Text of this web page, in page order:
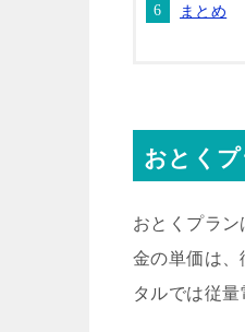
まとめ
おとく
おとくプラ
金の単価は
タルでは従量